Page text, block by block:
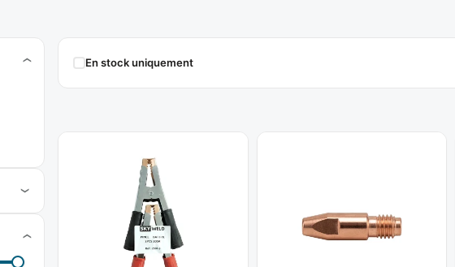
En stock uniquement